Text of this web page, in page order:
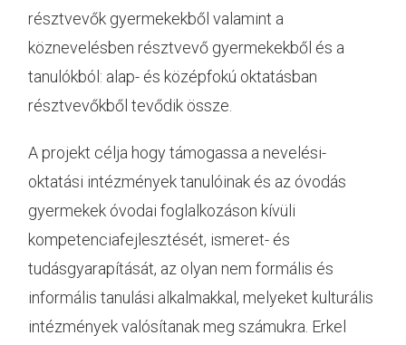
résztvevők gyermekekből valamint a
köznevelésben résztvevő gyermekekből és a
tanulókból: alap- és középfokú oktatásban
résztvevőkből tevődik össze.
A projekt célja hogy támogassa a nevelési-
oktatási intézmények tanulóinak és az óvodás
gyermekek óvodai foglalkozáson kívüli
kompetenciafejlesztését, ismeret- és
tudásgyarapítását, az olyan nem formális és
informális tanulási alkalmakkal, melyeket kulturális
intézmények valósítanak meg számukra. Erkel